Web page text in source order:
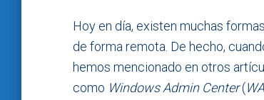
Hoy en día, existen muchas
de forma remota. De hecho,
hemos mencionado en otros
como Windows Admin Center(